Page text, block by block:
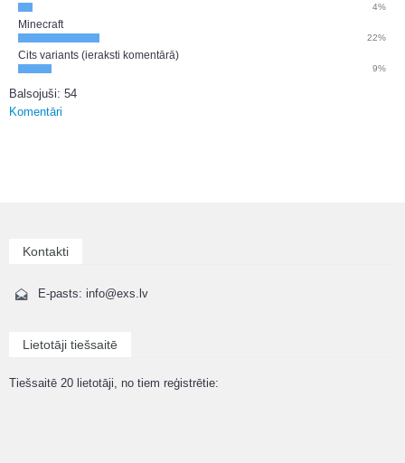
4%
Minecraft
22%
Cits variants (ieraksti komentārā)
9%
Balsojuši: 54
Komentāri
Kontakti
E-pasts: info@exs.lv
Lietotāji tiešsaitē
Tiešsaitē 20 lietotāji, no tiem reģistrētie: